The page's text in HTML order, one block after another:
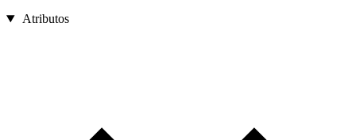
Atributos